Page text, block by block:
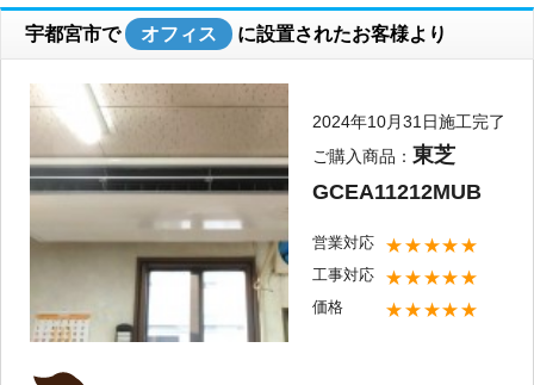
客様にご満足頂けるご提案が出来るよう
頑張って参りたいと思います。新しくお
取り付けしたエアコンの調子はいかがで
しょうか？弊社ではお取り付けしたエア
コンのメンテナンスやクリーニングなど
も承っておりますので、今後お使い頂く
中で何か気になることやお困りごとがご
ざいましたら弊社までご相談下さいま
せ。すぐにご対応致します。またのご利
用心よりお待ちしております。
宇都宮市で オフィス に設置されたお客様より
2024年10月31日施工完了
ご購入商品： 東芝
GCEA11212MUB
営業対応 ★★★★★
工事対応 ★★★★★
価格 ★★★★★